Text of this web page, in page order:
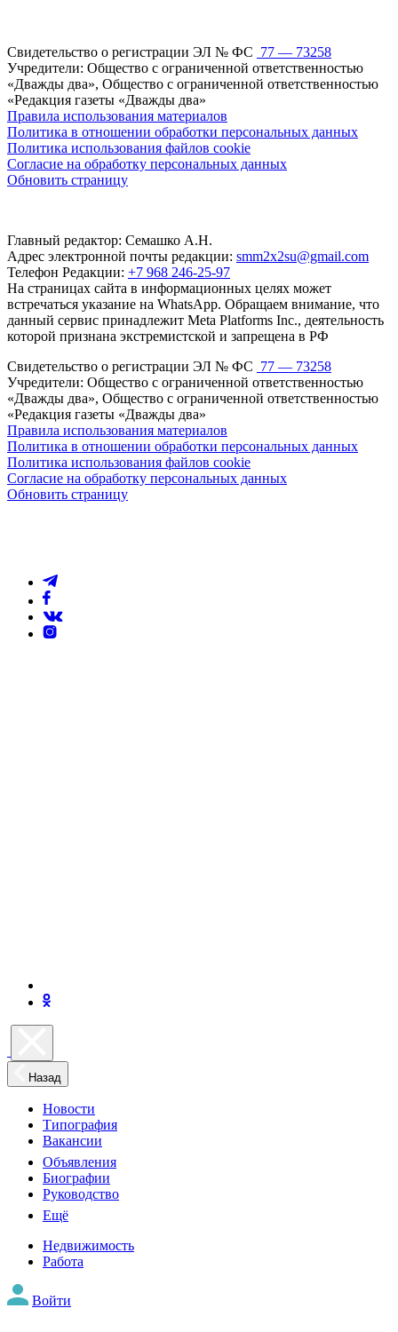
Свидетельство о регистрации ЭЛ № ФС 77 — 73258
Учредители: Общество с ограниченной ответственностью
«Дважды два», Общество с ограниченной ответственностью
«Редакция газеты «Дважды два»
Правила использования материалов
Политика в отношении обработки персональных данных
Политика использования файлов cookie
Согласие на обработку персональных данных
Обновить страницу
Главный редактор: Семашко А.Н.
Адрес электронной почты редакции: smm2x2su@gmail.com
Телефон Редакции: +7 968 246-25-97
На страницах сайта в информационных целях может
встречаться указание на WhatsApp. Обращаем внимание, что
данный сервис принадлежит Meta Platforms Inc., деятельность
которой признана экстремистской и запрещена в РФ
Свидетельство о регистрации ЭЛ № ФС 77 — 73258
Учредители: Общество с ограниченной ответственностью
«Дважды два», Общество с ограниченной ответственностью
«Редакция газеты «Дважды два»
Правила использования материалов
Политика в отношении обработки персональных данных
Политика использования файлов cookie
Согласие на обработку персональных данных
Обновить страницу
Назад
Новости
Типография
Вакансии
Объявления
Биографии
Руководство
Ещё
Недвижимость
Работа
Войти